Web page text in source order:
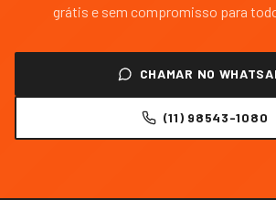
grátis e sem compromisso para
CHAMAR NO
(11) 98543-1080